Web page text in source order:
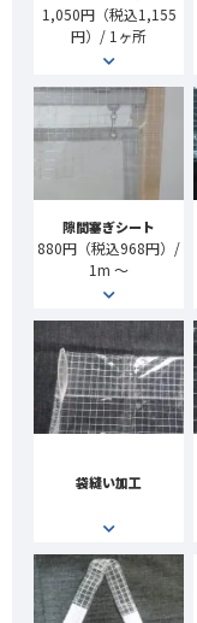
1,050円（税込1,155
円）/ 1ヶ所
隙間塞ぎシート
880円（税込968円）/
1m ～
袋縫い加工